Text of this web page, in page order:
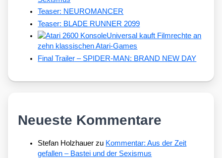
Teaser: NEUROMANCER
Teaser: BLADE RUNNER 2099
Universal kauft Filmrechte an
zehn klassischen Atari-Games
Final Trailer – SPIDER-MAN: BRAND NEW DAY
Neueste Kommentare
Stefan Holzhauer zu Kommentar: Aus der Zeit
gefallen – Bastei und der Sexismus